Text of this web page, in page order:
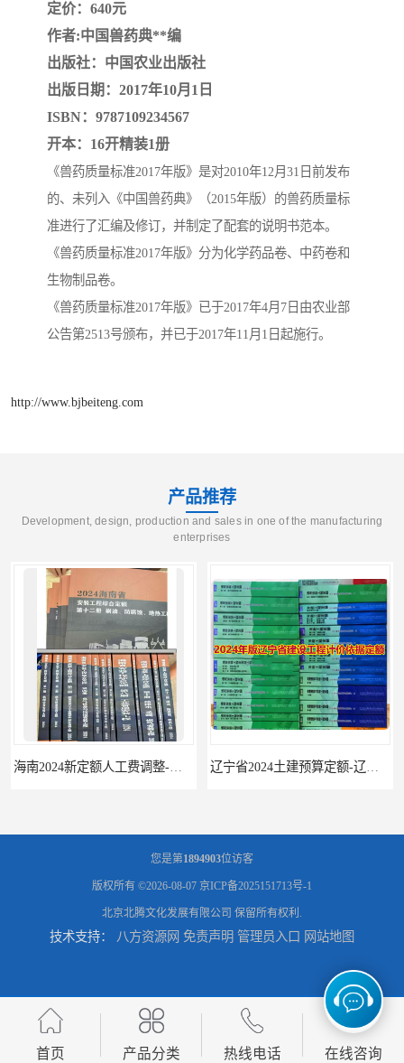
定价：640元
作者:中国兽药典**编
出版社：中国农业出版社
出版日期：2017年10月1日
ISBN：9787109234567
开本：16开精装1册
《兽药质量标准2017年版》是对2010年12月31日前发布
的、未列入《中国兽药典》（2015年版）的兽药质量标
准进行了汇编及修订，并制定了配套的说明书范本。
《兽药质量标准2017年版》分为化学药品卷、中药卷和
生物制品卷。
《兽药质量标准2017年版》已于2017年4月7日由农业部
公告第2513号颁布，并已于2017年11月1日起施行。
http://www.bjbeiteng.com
产品推荐
Development, design, production and sales in one of the manufacturing
enterprises
您是第1894903位访客
版权所有 ©2026-08-07 京ICP备2025151713号-1
北京北腾文化发展有限公司 保留所有权利.
技术支持： 八方资源网 免责声明 管理员入口 网站地图
首页 产品分类 热线电话 在线咨询
天津建设工程预算定额
广东省水利水电概预算定
四川省清单计价定额